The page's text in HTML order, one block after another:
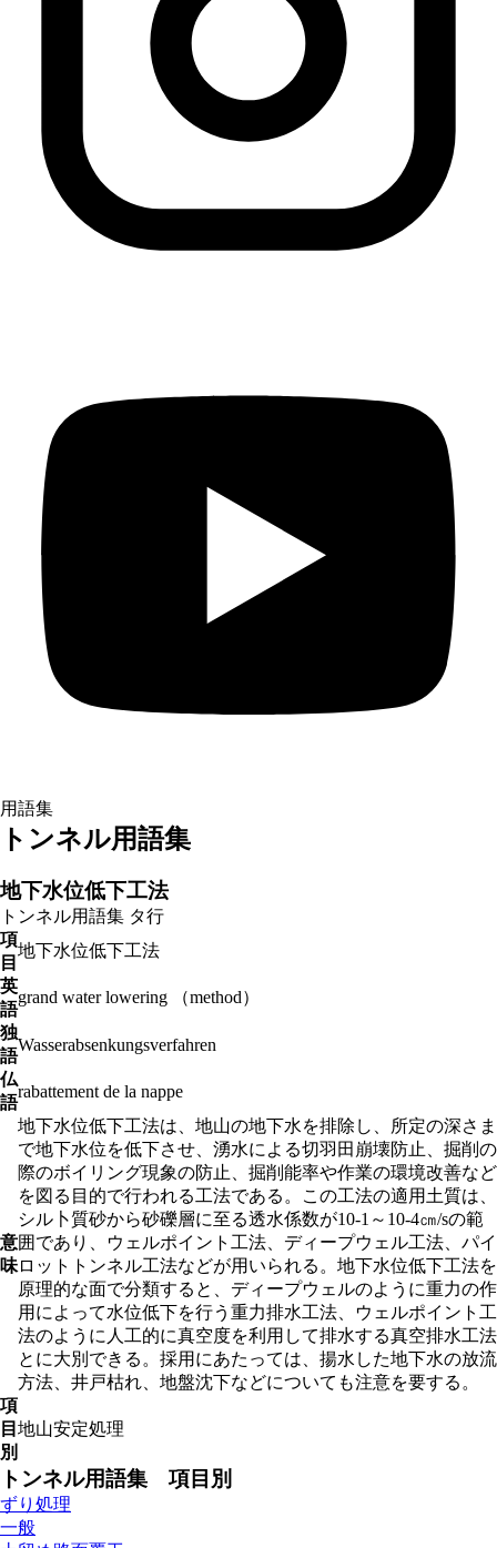
用語集
トンネル用語集
地下水位低下工法
トンネル用語集 タ行
項
目
地下水位低下工法
英
語
grand water lowering （method）
独
語
Wasserabsenkungsverfahren
仏
語
rabattement de la nappe
意
味
地下水位低下工法は、地山の地下水を排除し、所定の深さま
で地下水位を低下させ、湧水による切羽田崩壊防止、掘削の
際のボイリング現象の防止、掘削能率や作業の環境改善など
を図る目的で行われる工法である。この工法の適用土質は、
シル卜質砂から砂礫層に至る透水係数が10-1～10-4㎝/sの範
囲であり、ウェルポイント工法、ディープウェル工法、パイ
ロットトンネル工法などが用いられる。地下水位低下工法を
原理的な面で分類すると、ディープウェルのように重力の作
用によって水位低下を行う重力排水工法、ウェルポイント工
法のように人工的に真空度を利用して排水する真空排水工法
とに大別できる。採用にあたっては、揚水した地下水の放流
方法、井戸枯れ、地盤沈下などについても注意を要する。
項
目
別
地山安定処理
トンネル用語集 項目別
ずり処理
一般